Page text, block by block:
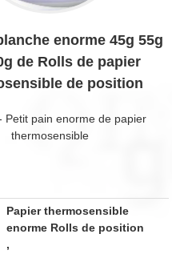
enorme 45g 55g
de Rolls de papier
de position
Petit pain enorme de papier
thermosensible
Papier thermosensible
enorme Rolls de position
,